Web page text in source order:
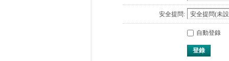
安全提問:
自動登錄
登錄